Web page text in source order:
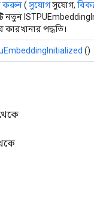
করুন( সুযোগসুযোগ,
নতুন
কারখানার পদ্ধতি।
()